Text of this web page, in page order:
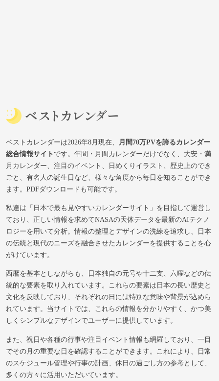
ベストカレンダーは2026年8月現在、
月間70万PVを誇るカレンダー
総合情報サイトです。年間・月間カレンダーだけでなく、大安・満
月カレンダー、注目のイベント、日めくりイラスト、歴史上のでき
ごと、有名人の誕生日など、様々な角度から毎日を知ることができ
ます。PDFダウンロードも可能です。
私達は「日本で最も見やすいカレンダーサイト」を目指して運営し
ており、正しい情報を求めてNASAの天体データを最新のAIテクノ
ロジーを用いて分析。情報の整理とデザインの洗練を追求し、日本
の伝統と現代のニーズを融合させたカレンダーを提供することを心
がけています。
西暦を基本としながらも、日本独自の元号や十二支、六曜などの伝
統的な要素を取り入れています。これらの要素は日本の長い歴史と
文化を反映しており、それぞれの日には特別な意味や背景が込めら
れています。当サイトでは、これらの情報を分かりやすく、かつ美
しくシンプルなデザインでユーザーに提供しています。
また、祝日や各種の行事や注目イベント情報も網羅しており、一目
でその月の重要な日を確認することができます。これにより、日常
のスケジュール管理や行事の計画、休日の過ごし方の参考として、
多くの方々に活用いただいています。